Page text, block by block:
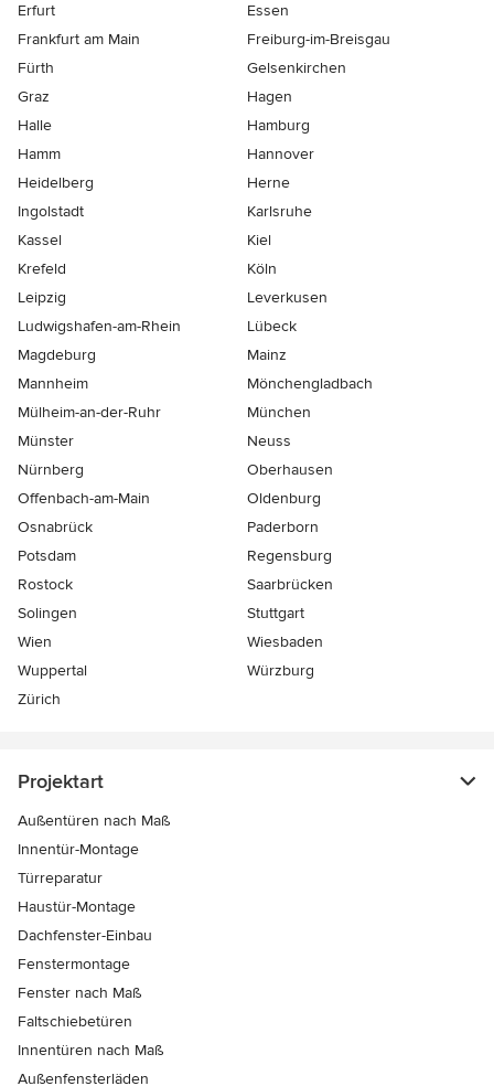
Erfurt
Essen
Frankfurt am Main
Freiburg-im-Breisgau
Fürth
Gelsenkirchen
Graz
Hagen
Halle
Hamburg
Hamm
Hannover
Heidelberg
Herne
Ingolstadt
Karlsruhe
Kassel
Kiel
Krefeld
Köln
Leipzig
Leverkusen
Ludwigshafen-am-Rhein
Lübeck
Magdeburg
Mainz
Mannheim
Mönchen­gladbach
Mülheim-an-der-Ruhr
München
Münster
Neuss
Nürnberg
Oberhausen
Offenbach-am-Main
Oldenburg
Osnabrück
Paderborn
Potsdam
Regensburg
Rostock
Saarbrücken
Solingen
Stuttgart
Wien
Wiesbaden
Wuppertal
Würzburg
Zürich
Projektart
Außentüren nach Maß
Innentür-Montage
Türreparatur
Haustür-Montage
Dachfenster-Einbau
Fenstermontage
Fenster nach Maß
Faltschiebetüren
Innentüren nach Maß
Außenfensterläden